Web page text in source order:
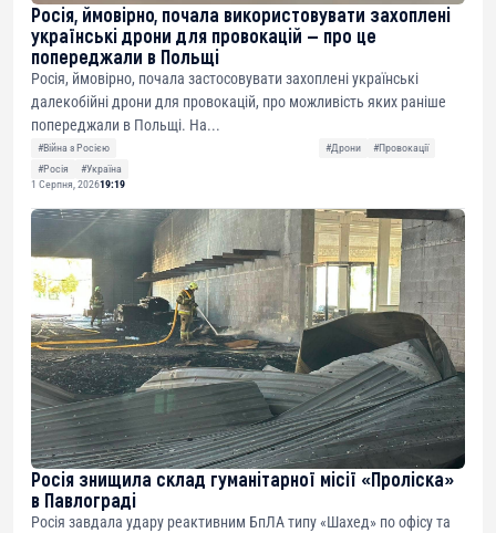
Росія, ймовірно, почала використовувати захоплені
українські дрони для провокацій — про це
попереджали в Польщі
Росія, ймовірно, почала застосовувати захоплені українські
далекобійні дрони для провокацій, про можливість яких раніше
попереджали в Польщі. На...
#Війна з Росією #Дрони
#Провокації
#Росія
#Україна
1 Серпня, 202619:19
Росія знищила склад гуманітарної місії «Проліска»
в Павлограді
Росія завдала удару реактивним БпЛА типу «Шахед» по офісу та